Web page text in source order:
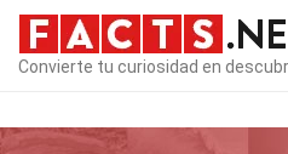
Convierte tu curiosidad en